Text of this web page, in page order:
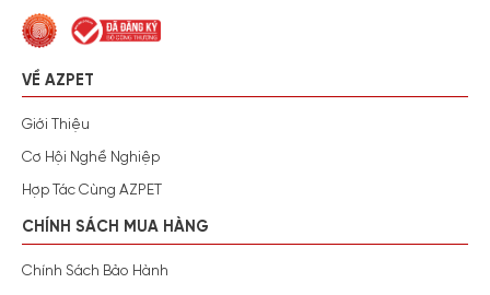
VỀ AZPET
Giới Thiệu
Cơ Hội Nghề Nghiệp
Hợp Tác Cùng AZPET
CHÍNH SÁCH MUA HÀNG
Chính Sách Bảo Hành